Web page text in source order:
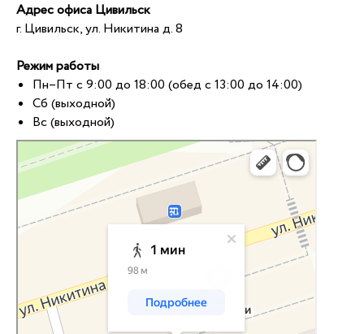
Адрес офиса Цивильск
г. Цивильск, ул. Никитина д. 8
Режим работы
Пн–Пт с 9:00 до 18:00 (обед с 13:00 до 14:00)
Сб (выходной)
Вс (выходной)
Цивильск
Яндекс Карты